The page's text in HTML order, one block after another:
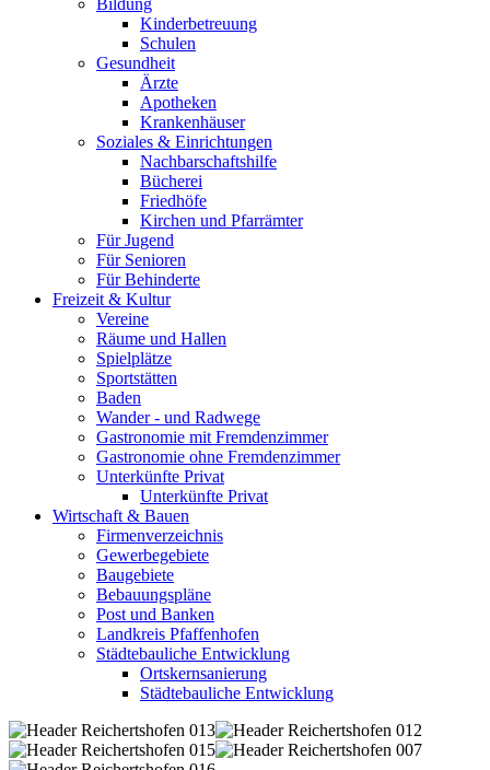
Bildung
Kinderbetreuung
Schulen
Gesundheit
Ärzte
Apotheken
Krankenhäuser
Soziales & Einrichtungen
Nachbarschaftshilfe
Bücherei
Friedhöfe
Kirchen und Pfarrämter
Für Jugend
Für Senioren
Für Behinderte
Freizeit & Kultur
Vereine
Räume und Hallen
Spielplätze
Sportstätten
Baden
Wander - und Radwege
Gastronomie mit Fremdenzimmer
Gastronomie ohne Fremdenzimmer
Unterkünfte Privat
Unterkünfte Privat
Wirtschaft & Bauen
Firmenverzeichnis
Gewerbegebiete
Baugebiete
Bebauungspläne
Post und Banken
Landkreis Pfaffenhofen
Städtebauliche Entwicklung
Ortskernsanierung
Städtebauliche Entwicklung